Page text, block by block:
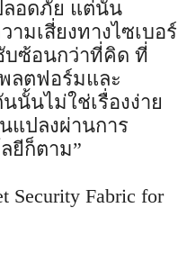
ลอดภัย แต่นั่น
มเสี่ยงทางไซเบอร์
บซ้อนกว่าที่คิด ที่
ลตฟอร์มและ
นั้นไม่ใช่เรื่องง่าย
แปลงผ่านการ
ยีก็ตาม”
Security Fabric for